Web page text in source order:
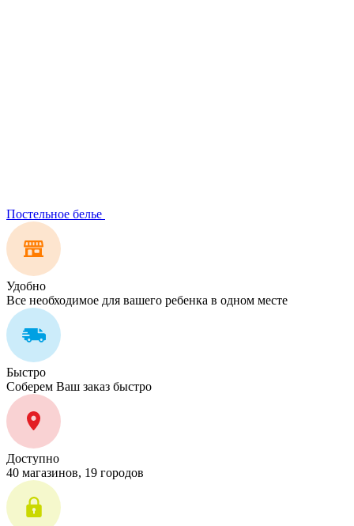
Постельное белье
Удобно
Все необходимое для вашего ребенка в одном месте
Быстро
Соберем Ваш заказ быстро
Доступно
40 магазинов, 19 городов